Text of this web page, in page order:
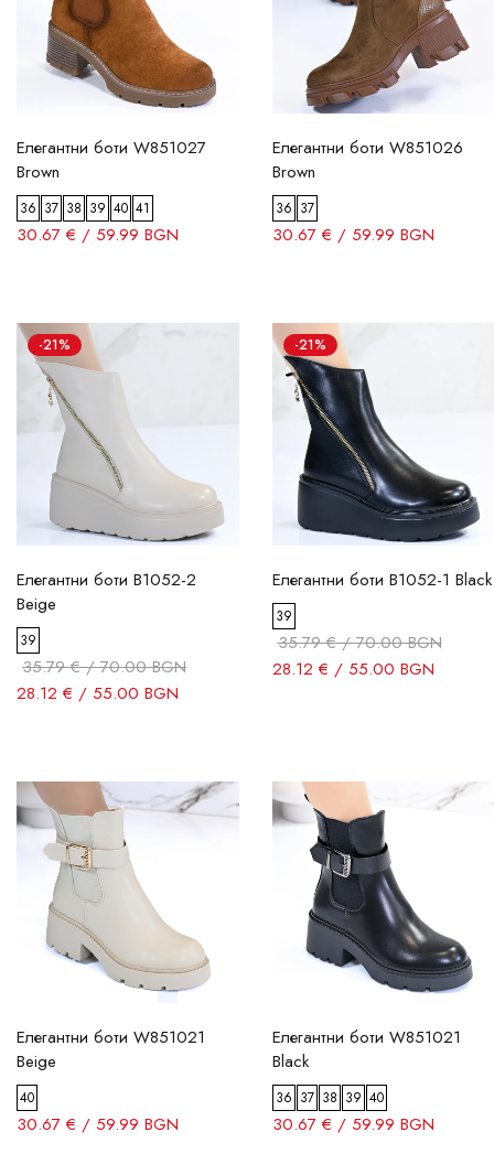
Елегантни боти W851027
Brown
36 37 38 39 40 41
30.67 € / 59.99 BGN
Елегантни боти W851026
Brown
36 37
30.67 € / 59.99 BGN
-21%
Елегантни боти B1052-2
Beige
39
35.79 € / 70.00 BGN
28.12 € / 55.00 BGN
-21%
Елегантни боти B1052-1 Black
39
35.79 € / 70.00 BGN
28.12 € / 55.00 BGN
Елегантни боти W851021
Beige
40
30.67 € / 59.99 BGN
Елегантни боти W851021
Black
36 37 38 39 40
30.67 € / 59.99 BGN